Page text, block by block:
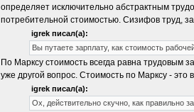
определяет исключительно абстрактным
потребительной стоимостью. Сизифов труд,
igrek писал(а):
Вы путаете зарплату, как стоимость
По Марксу стоимость всегда равна трудовым
уже другой вопрос. Стоимость по Марксу - это
igrek писал(а):
Ох, действительно скучно, как правильно